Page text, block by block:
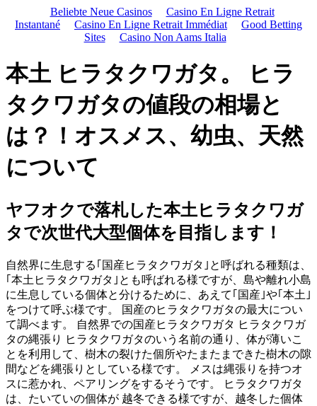
Beliebte Neue Casinos
Casino En Ligne Retrait
Instantané
Casino En Ligne Retrait Immédiat
Good Betting
Sites
Casino Non Aams Italia
本土 ヒラタクワガタ。 ヒラ
タクワガタの値段の相場と
は？！オスメス、幼虫、天然
について
ヤフオクで落札した本土ヒラタクワガ
タで次世代大型個体を目指します！
自然界に生息する｢国産ヒラタクワガタ｣と呼ばれる種類は、
｢本土ヒラタクワガタ｣とも呼ばれる様ですが、島や離れ小島
に生息している個体と分けるために、あえて｢国産｣や｢本土｣
をつけて呼ぶ様です。 国産のヒラタクワガタの最大につい
て調べます。 自然界での国産ヒラタクワガタ ヒラタクワガ
タの縄張り ヒラタクワガタのいう名前の通り、体が薄いこ
とを利用して、樹木の裂けた個所やたまたまできた樹木の隙
間などを縄張りとしている様です。 メスは縄張りを持つオ
スに惹かれ、ペアリングをするそうです。 ヒラタクワガタ
は、たいていの個体が 越冬できる様ですが、越冬した個体